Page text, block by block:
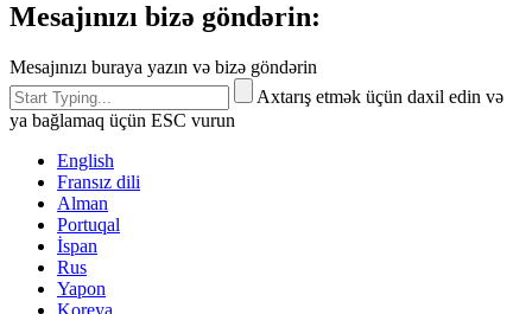
Mesajınızı bizə göndərin:
Mesajınızı buraya yazın və bizə göndərin
Axtarış etmək üçün daxil edin və
ya bağlamaq üçün ESC vurun
English
Fransız dili
Alman
Portuqal
İspan
Rus
Yapon
Koreya